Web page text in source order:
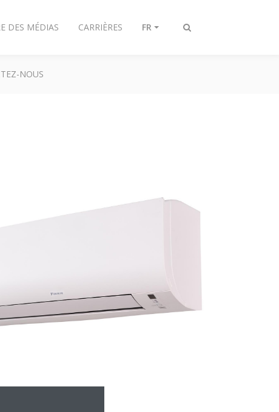
Afficher/masquer
DES MÉDIAS CARRIÈRES FR
NOUS